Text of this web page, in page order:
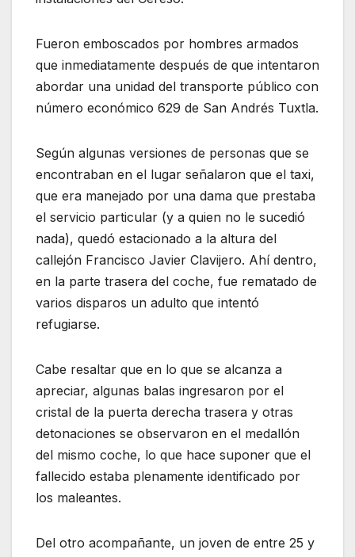
Fueron emboscados por hombres armados
que inmediatamente después de que intentaron
abordar una unidad del transporte público con
número económico 629 de San Andrés Tuxtla.
Según algunas versiones de personas que se
encontraban en el lugar señalaron que el taxi,
que era manejado por una dama que prestaba
el servicio particular (y a quien no le sucedió
nada), quedó estacionado a la altura del
callejón Francisco Javier Clavijero. Ahí dentro,
en la parte trasera del coche, fue rematado de
varios disparos un adulto que intentó
refugiarse.
Cabe resaltar que en lo que se alcanza a
apreciar, algunas balas ingresaron por el
cristal de la puerta derecha trasera y otras
detonaciones se observaron en el medallón
del mismo coche, lo que hace suponer que el
fallecido estaba plenamente identificado por
los maleantes.
Del otro acompañante, un joven de entre 25 y